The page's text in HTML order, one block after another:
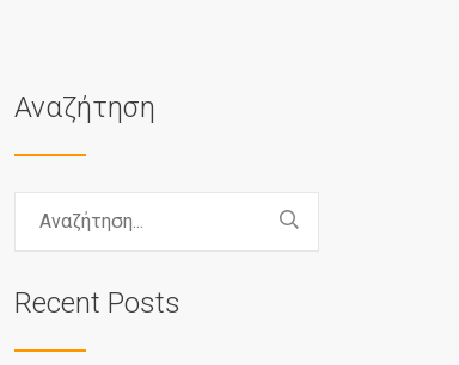
Αναζήτηση
Recent Posts